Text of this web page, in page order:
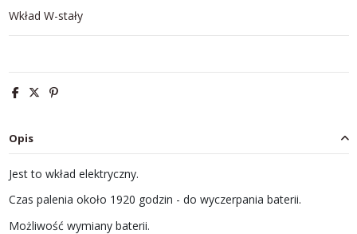
Wkład W-stały
Opis
Jest to wkład elektryczny.
Czas palenia około 1920 godzin - do wyczerpania baterii.
Możliwość wymiany baterii.